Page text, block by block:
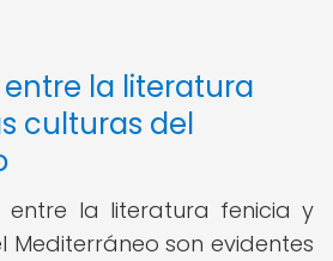
la literatura
culturas del
entre la literatura fenicia y
son evidentes